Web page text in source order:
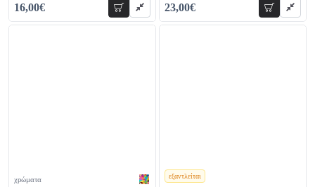
16,00€ προσθήκη 23,00€ προσθήκη
χρώματα εξαντλείται
χρώματα